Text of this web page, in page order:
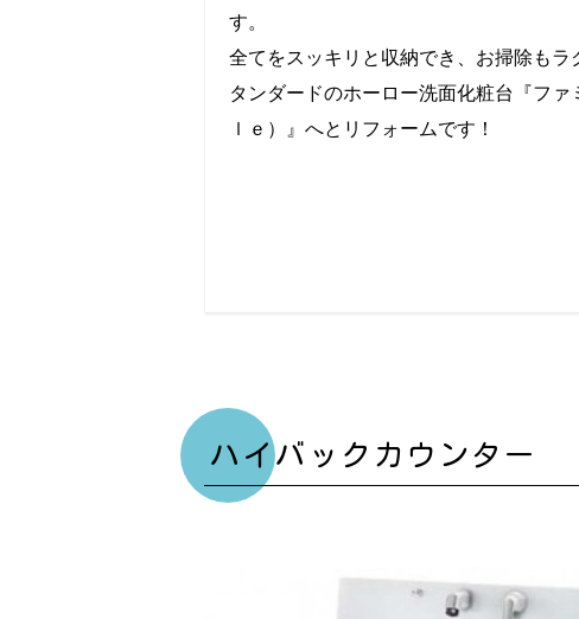
す。
全てをスッキリと収納でき、お掃除もラ
タンダードのホーロー洗面化粧台『ファ
ｌｅ）』へとリフォームです！
ハイバックカウンター